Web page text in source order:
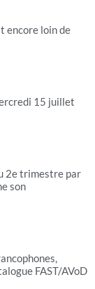
encore loin de
15 juillet
2e trimestre par
son
FAST/AVoD